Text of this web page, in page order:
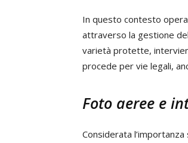
In questo contesto
attraverso la gestione
varietà protette,
procede per vie legali,
Foto aeree e
Considerata